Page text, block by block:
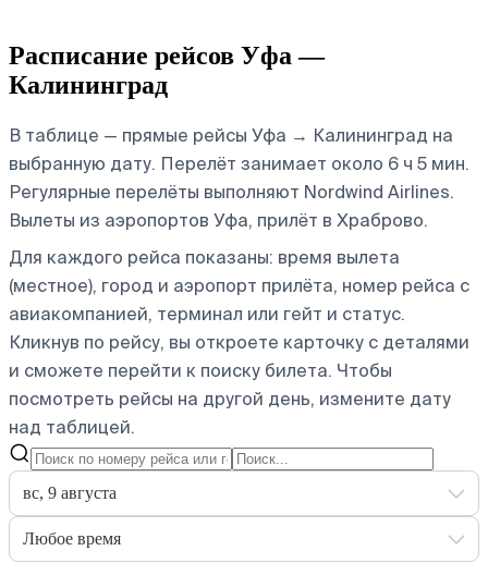
Расписание рейсов Уфа —
Калининград
В таблице — прямые рейсы Уфа → Калининград на
выбранную дату. Перелёт занимает около 6 ч 5 мин.
Регулярные перелёты выполняют Nordwind Airlines.
Вылеты из аэропортов Уфа, прилёт в Храброво.
Для каждого рейса показаны: время вылета
(местное), город и аэропорт прилёта, номер рейса с
авиакомпанией, терминал или гейт и статус.
Кликнув по рейсу, вы откроете карточку с деталями
и сможете перейти к поиску билета. Чтобы
посмотреть рейсы на другой день, измените дату
над таблицей.
вс, 9 августа
Любое время